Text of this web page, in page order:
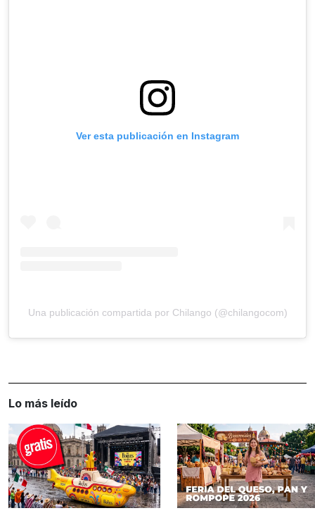
Ver esta publicación en Instagram
Una publicación compartida por Chilango (@chilangocom)
Lo más leído